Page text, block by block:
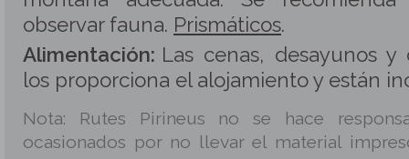
observar fauna. Prismáticos.
Alimentación: Las cenas, desayunos
los proporciona el alojamiento y están
Nota: Rutes Pirineus no se hace
ocasionados por no llevar el material